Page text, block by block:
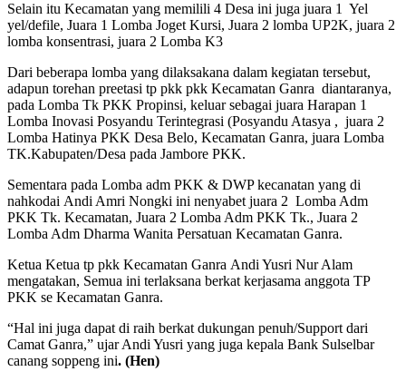
Selain itu Kecamatan yang memilili 4 Desa ini juga juara 1 Yel
yel/defile, Juara 1 Lomba Joget Kursi, Juara 2 lomba UP2K, juara 2
lomba konsentrasi, juara 2 Lomba K3
Dari beberapa lomba yang dilaksakana dalam kegiatan tersebut,
adapun torehan preetasi tp pkk pkk Kecamatan Ganra diantaranya,
pada Lomba Tk PKK Propinsi, keluar sebagai juara Harapan 1
Lomba Inovasi Posyandu Terintegrasi (Posyandu Atasya , juara 2
Lomba Hatinya PKK Desa Belo, Kecamatan Ganra, juara Lomba
TK.Kabupaten/Desa pada Jambore PKK.
Sementara pada Lomba adm PKK & DWP kecanatan yang di
nahkodai Andi Amri Nongki ini nenyabet juara 2 Lomba Adm
PKK Tk. Kecamatan, Juara 2 Lomba Adm PKK Tk., Juara 2
Lomba Adm Dharma Wanita Persatuan Kecamatan Ganra.
Ketua Ketua tp pkk Kecamatan Ganra Andi Yusri Nur Alam
mengatakan, Semua ini terlaksana berkat kerjasama anggota TP
PKK se Kecamatan Ganra.
“Hal ini juga dapat di raih berkat dukungan penuh/Support dari
Camat Ganra,” ujar Andi Yusri yang juga kepala Bank Sulselbar
canang soppeng ini. (Hen)